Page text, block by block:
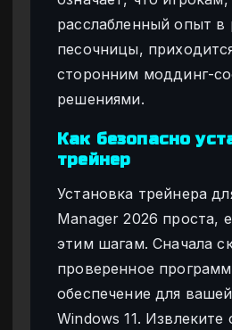
расслабленный опыт в
песочницы,
сторонним моддинг-
решениями.
Как безопасно
трейнер
Установка трейнера
Manager 2026 проста,
этим шагам. Сначала
проверенное
обеспечение для
Windows 11. Извлеките